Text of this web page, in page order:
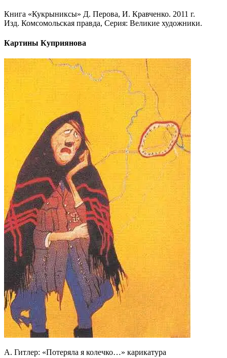
Книга «Кукрыниксы» Д. Перова, И. Кравченко. 2011 г.
Изд. Комсомольская правда, Серия: Великие художники.
Картины Куприянова
А. Гитлер: «Потеряла я колечко…» карикатура